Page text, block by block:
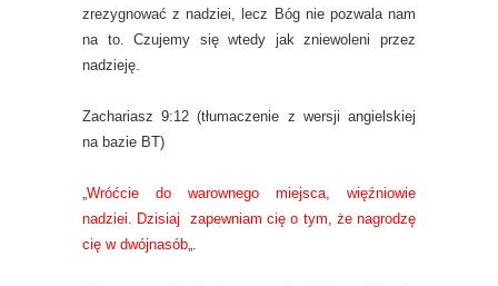
zrezygnować z nadziei, lecz Bóg nie pozwala nam
na to. Czujemy się wtedy jak zniewoleni przez
nadzieję.
Zachariasz 9:12 (tłumaczenie z wersji angielskiej
na bazie BT)
„Wróćcie do warownego miejsca, więźniowie
nadziei. Dzisiaj zapewniam cię o tym, że nagrodzę
cię w dwójnasób„.